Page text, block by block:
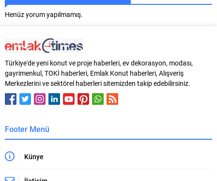
Henüz yorum yapılmamış.
Türkiye'de yeni konut ve proje haberleri, ev dekorasyon, modası,
gayrimenkul, TOKİ haberleri, Emlak Konut haberleri, Alışveriş
Merkezlerini ve sektörel haberleri sitemizden takip edebilirsiniz.
Footer Menü
Künye